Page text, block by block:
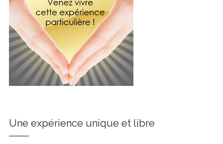
Une expérience unique et libre